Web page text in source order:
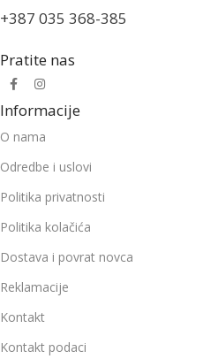
+387 035 368-385
Pratite nas
Informacije
O nama
Odredbe i uslovi
Politika privatnosti
Politika kolačića
Dostava i povrat novca
Reklamacije
Kontakt
Kontakt podaci